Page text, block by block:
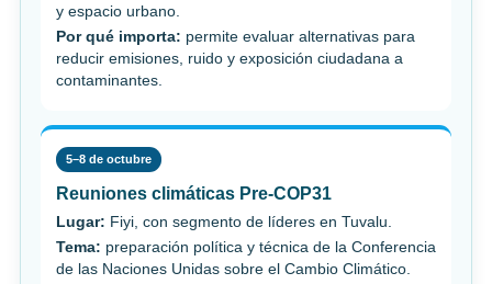
y espacio urbano.
Por qué importa: permite evaluar alternativas para
reducir emisiones, ruido y exposición ciudadana a
contaminantes.
5–8 de octubre
Reuniones climáticas Pre-COP31
Lugar: Fiyi, con segmento de líderes en Tuvalu.
Tema: preparación política y técnica de la Conferencia
de las Naciones Unidas sobre el Cambio Climático.